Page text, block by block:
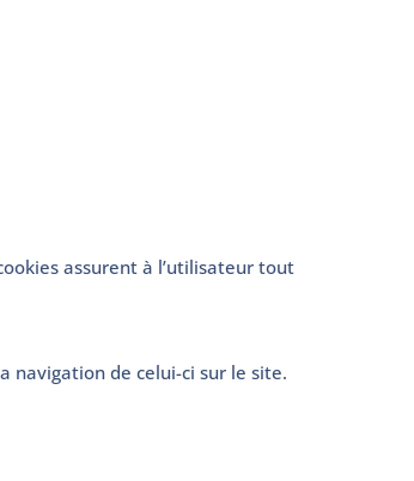
assurent à l’utilisateur tout
navigation de celui-ci sur le site.